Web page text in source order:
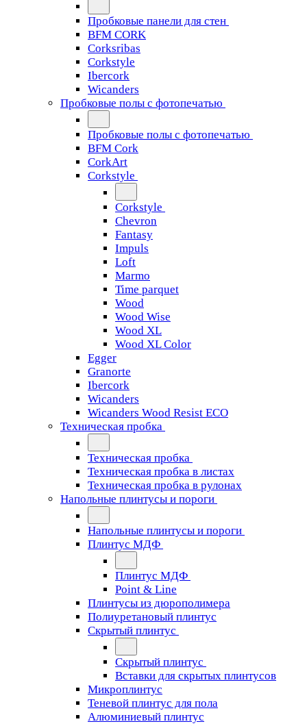
Пробковые панели для стен
BFM CORK
Corksribas
Corkstyle
Ibercork
Wicanders
Пробковые полы с фотопечатью
Пробковые полы с фотопечатью
BFM Cork
CorkArt
Corkstyle
Corkstyle
Chevron
Fantasy
Impuls
Loft
Marmo
Time parquet
Wood
Wood Wise
Wood XL
Wood XL Color
Egger
Granorte
Ibercork
Wicanders
Wicanders Wood Resist ECO
Техническая пробка
Техническая пробка
Техническая пробка в листах
Техническая пробка в рулонах
Напольные плинтусы и пороги
Напольные плинтусы и пороги
Плинтус МДФ
Плинтус МДФ
Point & Line
Плинтусы из дюрополимера
Полиуретановый плинтус
Скрытый плинтус
Скрытый плинтус
Вставки для скрытых плинтусов
Микроплинтус
Теневой плинтус для пола
Алюминиевый плинтус